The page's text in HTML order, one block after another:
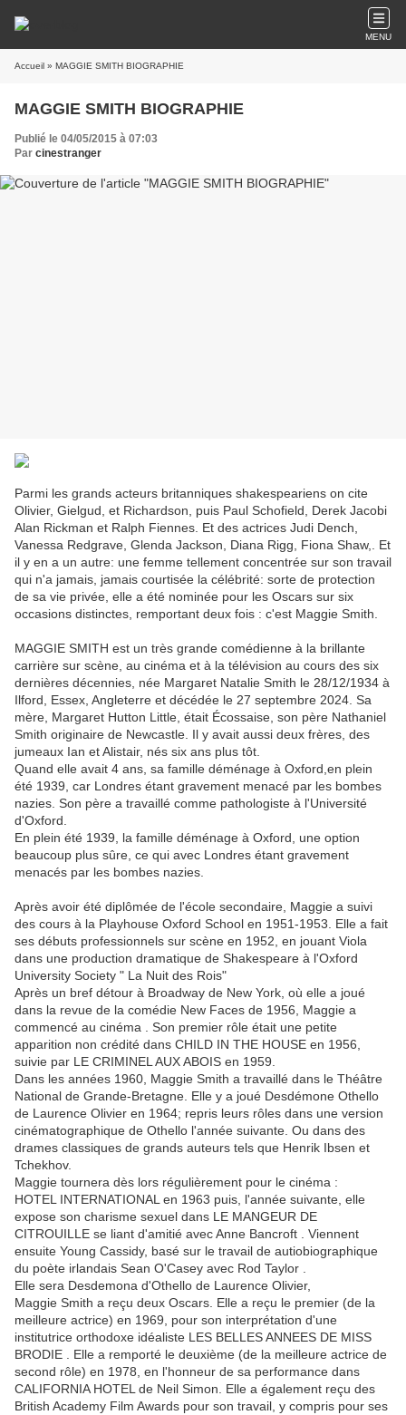
MENU
Accueil » MAGGIE SMITH BIOGRAPHIE
MAGGIE SMITH BIOGRAPHIE
Publié le 04/05/2015 à 07:03
Par cinestranger
Parmi les grands acteurs britanniques shakespeariens on cite
Olivier, Gielgud, et Richardson, puis Paul Schofield, Derek Jacobi
Alan Rickman et Ralph Fiennes. Et des actrices Judi Dench,
Vanessa Redgrave, Glenda Jackson, Diana Rigg, Fiona Shaw,. Et
il y en a un autre: une femme tellement concentrée sur son travail
qui n'a jamais, jamais courtisée la célébrité: sorte de protection
de sa vie privée, elle a été nominée pour les Oscars sur six
occasions distinctes, remportant deux fois : c'est Maggie Smith.
MAGGIE SMITH est un très grande comédienne à la brillante
carrière sur scène, au cinéma et à la télévision au cours des six
dernières décennies, née Margaret Natalie Smith le 28/12/1934 à
Ilford, Essex, Angleterre et décédée le 27 septembre 2024. Sa
mère, Margaret Hutton Little, était Écossaise, son père Nathaniel
Smith originaire de Newcastle. Il y avait aussi deux frères, des
jumeaux Ian et Alistair, nés six ans plus tôt.
Quand elle avait 4 ans, sa famille déménage à Oxford,en plein
été 1939, car Londres étant gravement menacé par les bombes
nazies. Son père a travaillé comme pathologiste à l'Université
d'Oxford.
En plein été 1939, la famille déménage à Oxford, une option
beaucoup plus sûre, ce qui avec Londres étant gravement
menacés par les bombes nazies.
Après avoir été diplômée de l'école secondaire, Maggie a suivi
des cours à la Playhouse Oxford School en 1951-1953. Elle a fait
ses débuts professionnels sur scène en 1952, en jouant Viola
dans une production dramatique de Shakespeare à l'Oxford
University Society " La Nuit des Rois"
Après un bref détour à Broadway de New York, où elle a joué
dans la revue de la comédie New Faces de 1956, Maggie a
commencé au cinéma . Son premier rôle était une petite
apparition non crédité dans CHILD IN THE HOUSE en 1956,
suivie par LE CRIMINEL AUX ABOIS en 1959.
Dans les années 1960, Maggie Smith a travaillé dans le Théâtre
National de Grande-Bretagne. Elle y a joué Desdémone Othello
de Laurence Olivier en 1964; repris leurs rôles dans une version
cinématographique de Othello l'année suivante. Ou dans des
drames classiques de grands auteurs tels que Henrik Ibsen et
Tchekhov.
Maggie tournera dès lors régulièrement pour le cinéma :
HOTEL INTERNATIONAL en 1963 puis, l'année suivante, elle
expose son charisme sexuel dans LE MANGEUR DE
CITROUILLE se liant d'amitié avec Anne Bancroft . Viennent
ensuite Young Cassidy, basé sur le travail de autiobiographique
du poète irlandais Sean O'Casey avec Rod Taylor .
Elle sera Desdemona d'Othello de Laurence Olivier,
Maggie Smith a reçu deux Oscars. Elle a reçu le premier (de la
meilleure actrice) en 1969, pour son interprétation d'une
institutrice orthodoxe idéaliste LES BELLES ANNEES DE MISS
BRODIE . Elle a remporté le deuxième (de la meilleure actrice de
second rôle) en 1978, en l'honneur de sa performance dans
CALIFORNIA HOTEL de Neil Simon. Elle a également reçu des
British Academy Film Awards pour son travail, y compris pour ses